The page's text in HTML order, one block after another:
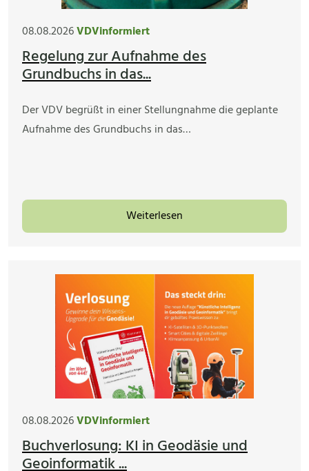
08.08.2026VDVinformiert
Regelung zur Aufnahme des
Grundbuchs in das...
Der VDV begrüßt in einer Stellungnahme die geplante
Aufnahme des Grundbuchs in das…
Weiterlesen
08.08.2026VDVinformiert
Buchverlosung: KI in Geodäsie und
Geoinformatik ...